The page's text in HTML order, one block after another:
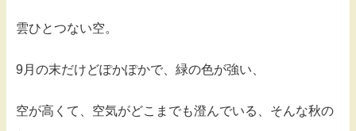
雲ひとつない空。
9月の末だけどぽかぽかで、緑の色が強い、
空が高くて、空気がどこまでも澄んでいる、そんな秋の